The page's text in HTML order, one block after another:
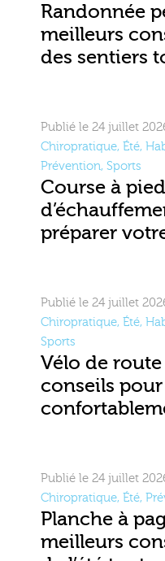
Randonnée
meilleurs
des sentiers
Publié le 24 juillet
Chiropratique, Été,
Prévention, Sports
Course à
préparer
Publié le 24 juillet
Chiropratique, Été,
Sports
Vélo de
conseils
Publié le 24 juillet
Chiropratique, Été,
Planche à
meilleurs